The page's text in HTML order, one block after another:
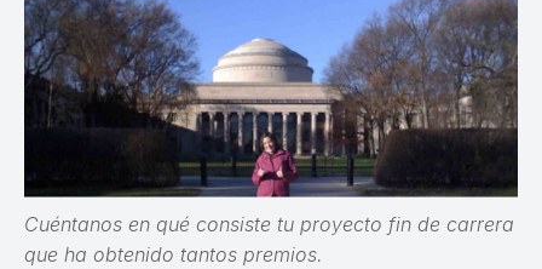
Cuéntanos en qué consiste tu proyecto fin de carrera
que ha obtenido tantos premios.